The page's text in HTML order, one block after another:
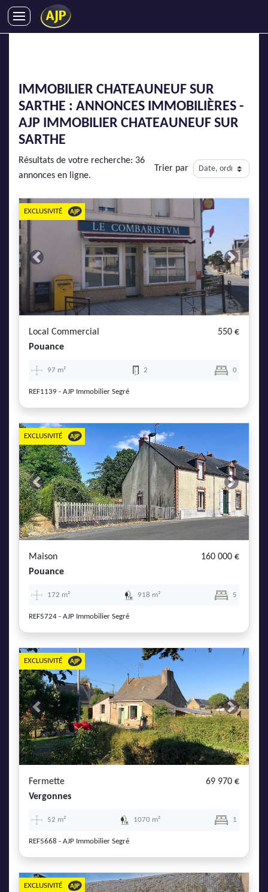
SYNDIC
LMNP
IMMOBILIER NEUF
LOCATIONS DE VACANCES
DEVENIR FRANCHISÉ
AJP Recrute
AJP Actualités
Service Qualité Clients
IMMOBILIER CHATEAUNEUF SUR
SARTHE : ANNONCES IMMOBILIÈRES -
AJP IMMOBILIER CHATEAUNEUF SUR
SARTHE
Résultats de votre recherche: 36
annonces en ligne.
Trier par
Previous Next
EXCLUSIVITÉ
Local Commercial
550 €
Pouance
97 m² 2 0
REF1139 - AJP Immobilier Segré
Previous Next
EXCLUSIVITÉ
Maison
160 000 €
Pouance
172 m² 918 m² 5
REF5724 - AJP Immobilier Segré
Previous Next
EXCLUSIVITÉ
Fermette
69 970 €
Vergonnes
52 m² 1070 m² 1
REF5668 - AJP Immobilier Segré
EXCLUSIVITÉ